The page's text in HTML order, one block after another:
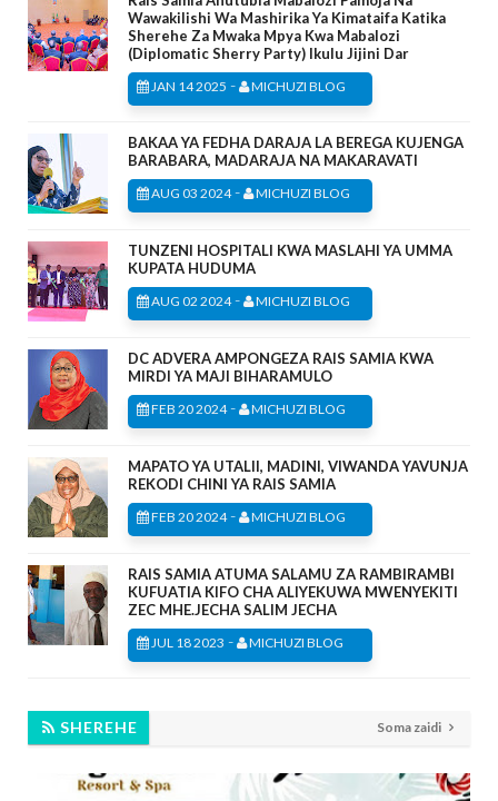
Wawakilishi Wa Mashirika Ya Kimataifa Katika
Sherehe Za Mwaka Mpya Kwa Mabalozi
(Diplomatic Sherry Party) Ikulu Jijini Dar
JAN 14 2025 - MICHUZI BLOG
BAKAA YA FEDHA DARAJA LA BEREGA KUJENGA
BARABARA, MADARAJA NA MAKARAVATI
AUG 03 2024- MICHUZI BLOG
TUNZENI HOSPITALI KWA MASLAHI YA UMMA
KUPATA HUDUMA
AUG 02 2024- MICHUZI BLOG
DC ADVERA AMPONGEZA RAIS SAMIA KWA
MIRDI YA MAJI BIHARAMULO
FEB 20 2024- MICHUZI BLOG
MAPATO YA UTALII, MADINI, VIWANDA YAVUNJA
REKODI CHINI YA RAIS SAMIA
FEB 20 2024- MICHUZI BLOG
RAIS SAMIA ATUMA SALAMU ZA RAMBIRAMBI
KUFUATIA KIFO CHA ALIYEKUWA MWENYEKITI
ZEC MHE.JECHA SALIM JECHA
JUL 18 2023 - MICHUZI BLOG
SHEREHE Soma zaidi